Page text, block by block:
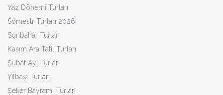
Yaz Dönemi Turları
Sömestr Turları 2026
Sonbahar Turları
Kasım Ara Tatil Turları
Şubat Ayı Turları
Yılbaşı Turları
Şeker Bayramı Turları